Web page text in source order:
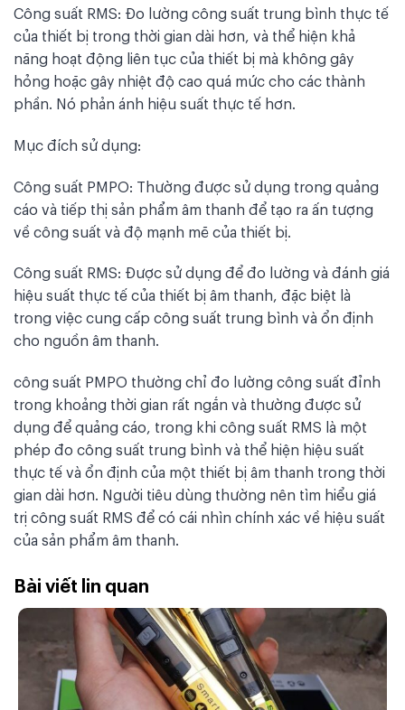
Công suất RMS: Đo lường công suất trung bình thực tế
của thiết bị trong thời gian dài hơn, và thể hiện khả
năng hoạt động liên tục của thiết bị mà không gây
hỏng hoặc gây nhiệt độ cao quá mức cho các thành
phần. Nó phản ánh hiệu suất thực tế hơn.
Mục đích sử dụng:
Công suất PMPO: Thường được sử dụng trong quảng
cáo và tiếp thị sản phẩm âm thanh để tạo ra ấn tượng
về công suất và độ mạnh mẽ của thiết bị.
Công suất RMS: Được sử dụng để đo lường và đánh giá
hiệu suất thực tế của thiết bị âm thanh, đặc biệt là
trong việc cung cấp công suất trung bình và ổn định
cho nguồn âm thanh.
công suất PMPO thường chỉ đo lường công suất đỉnh
trong khoảng thời gian rất ngắn và thường được sử
dụng để quảng cáo, trong khi công suất RMS là một
phép đo công suất trung bình và thể hiện hiệu suất
thực tế và ổn định của một thiết bị âm thanh trong thời
gian dài hơn. Người tiêu dùng thường nên tìm hiểu giá
trị công suất RMS để có cái nhìn chính xác về hiệu suất
của sản phẩm âm thanh.
Bài viết lin quan